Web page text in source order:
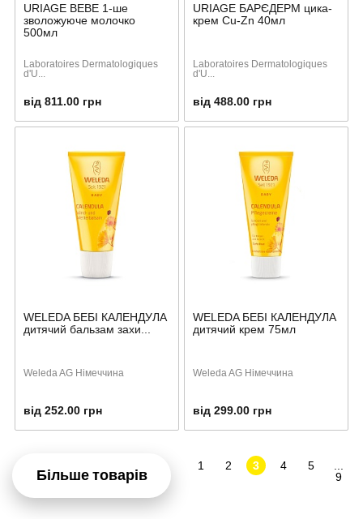
URIAGE BEBE 1-ше
зволожуюче молочко
500мл
Laboratoires Dermatologiques
d'U...
від 811.00 грн
URIAGE БАРЄДЕРМ цика-
крем Cu-Zn 40мл
Laboratoires Dermatologiques
d'U...
від 488.00 грн
WELEDA БЕБІ КАЛЕНДУЛА
дитячий бальзам захи...
Weleda AG Німеччина
від 252.00 грн
WELEDA БЕБІ КАЛЕНДУЛА
дитячий крем 75мл
Weleda AG Німеччина
від 299.00 грн
Більше товарів
1 2 3 4 5
9